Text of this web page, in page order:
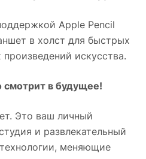
Apple Pencil
в холст для быстрых
искусства.
смотрит в будущее!
Это ваш личный
и развлекательный
меняющие